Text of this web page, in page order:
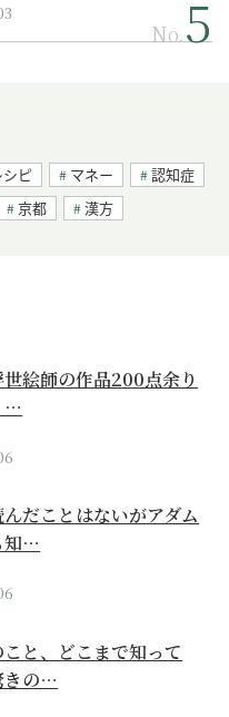
No.
ピ マネー
認知症
京都 漢方
絵師の作品200点余り
…
だことはないがアダム
知…
と、どこまで知って
の…